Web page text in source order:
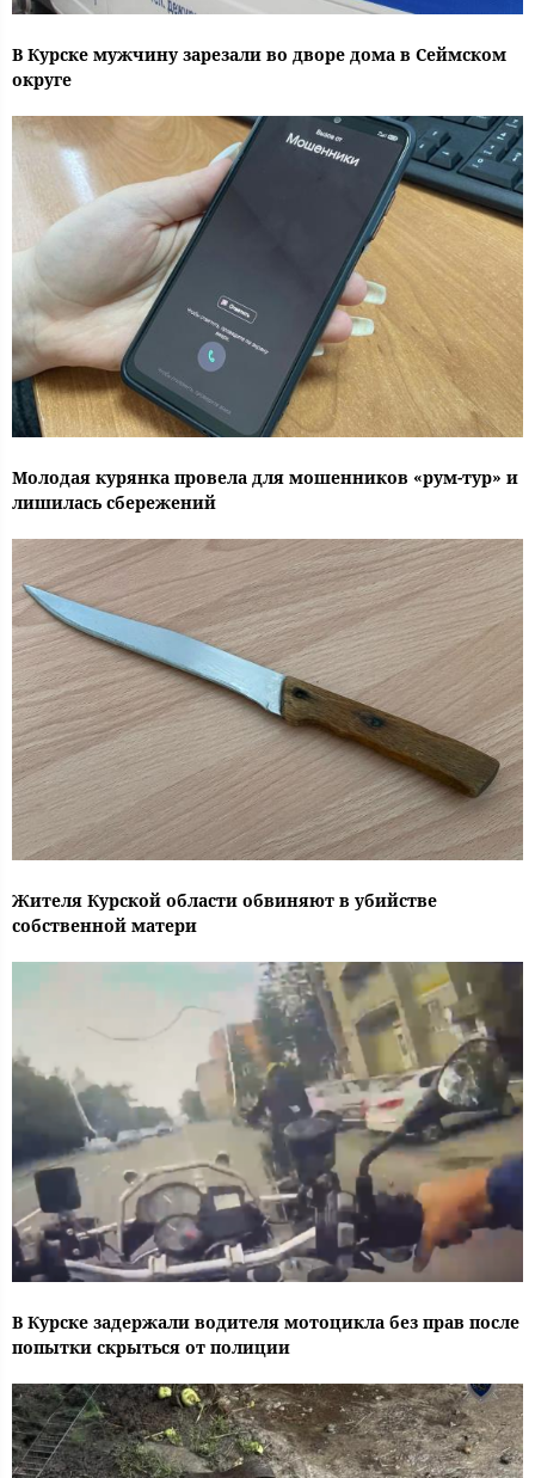
В Курске мужчину зарезали во дворе дома в Сеймском
округе
Молодая курянка провела для мошенников «рум-тур» и
лишилась сбережений
Жителя Курской области обвиняют в убийстве
собственной матери
В Курске задержали водителя мотоцикла без прав после
попытки скрыться от полиции